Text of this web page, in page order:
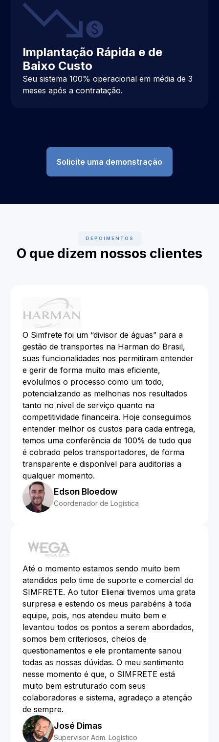
Implantação Rápida e de
Baixo Custo
Seu sistema 100% operacional em média de 3
meses após a contratação.
Solicite uma demonstração
DEPOIMENTOS
O que dizem nossos clientes
O Simfrete foi um “divisor de águas” para a
gestão de transportes na Harman do Brasil,
suas funcionalidades nos permitiram entender
e gerir de forma muito mais eficiente,
evoluímos o processo como um todo,
potencializando as melhorias nos resultados
tanto no nível de serviço quanto na
competitividade financeira. Hoje conseguimos
entender melhor os custos para cada entrega,
temos uma conferência de 100% de tudo que
é cobrado pelos transportadores, de forma
transparente e disponível para auditorias a
qualquer momento.
Edson Bloedow
Coordenador de Logística
Até o momento estamos sendo muito bem
atendidos pelo time de suporte e comercial do
SIMFRETE. Ao tutor Elienai tivemos uma grata
surpresa e estendo os meus parabéns à toda
equipe, pois, nos atendeu muito bem e
levantou todos os pontos a serem abordados,
somos bem criteriosos, cheios de
questionamentos e ele prontamente sanou
todas as nossas dúvidas. O meu sentimento
nesse momento é que, o SIMFRETE está
muito bem estruturado com seus
colaboradores e sistema, agradeço a atenção
de sempre.
José Dimas
Supervisor Adm. Logístico